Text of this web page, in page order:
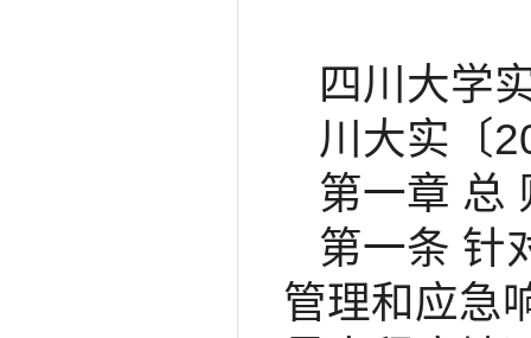
四川大学
川大实〔
第一章 总
第一条 针
管理和应急